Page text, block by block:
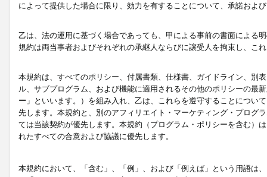
によって提供した場合に限り、効力を有することについて、承諾およ
乙は、法の運用に基づく場合であっても、甲による事前の書面による
規約は両当事者およびそれぞれの承継人ならびに譲受人を拘束し、こ
本規約は、すべてのポリシー、付属書類、仕様書、ガイドライン、別
ル、サブプログラム、および機能に適用されるその他のポリシーの最
ー 」といいます。）を組み入れ、乙は、これらを遵守することにつ
先します。本規約と、別のアフィリエイト・マーケティング・プログ
ては当該契約が優先します。本規約（プログラム・ポリシーを含む）
れたすべての合意および協議に優先します。
本規約において、「含む」、「例」、および「例えば」という用語は